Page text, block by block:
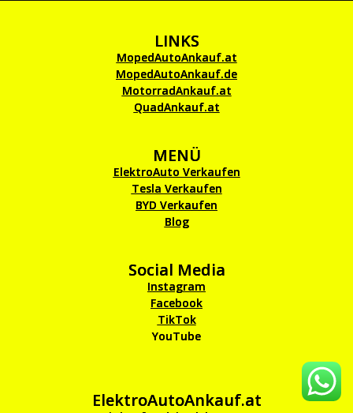
LINKS
MopedAutoAnkauf.at
MopedAutoAnkauf.de
MotorradAnkauf.at
QuadAnkauf.at
MENÜ
ElektroAuto Verkaufen
Tesla Verkaufen
BYD Verkaufen
Blog
Social Media
Instagram
Facebook
TikTok
YouTube
ElektroAutoAnkauf.at